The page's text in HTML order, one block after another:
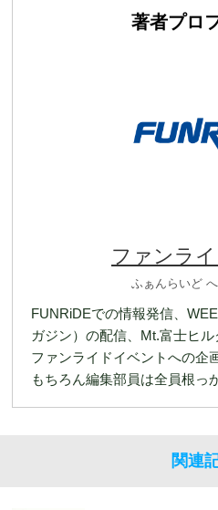
著者プロ
ファンラ
ふぁんらいど
FUNRiDEでの情報発信、
ガジン）の配信、Mt.富士ヒ
ファンライドイベントへの企
もちろん編集部員は全員根っ
関連